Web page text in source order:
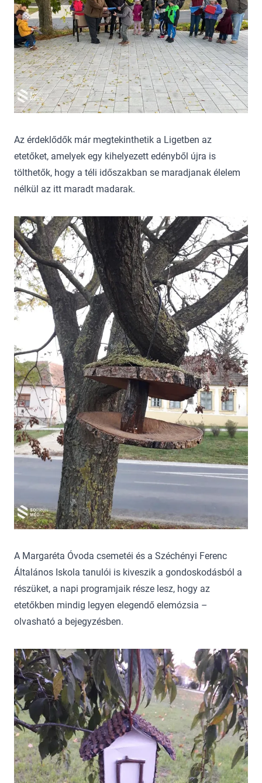
Az érdeklődők már megtekinthetik a Ligetben az
etetőket, amelyek egy kihelyezett edényből újra is
tölthetők, hogy a téli időszakban se maradjanak élelem
nélkül az itt maradt madarak.
A Margaréta Óvoda csemetéi és a Széchényi Ferenc
Általános Iskola tanulói is kiveszik a gondoskodásból a
részüket, a napi programjaik része lesz, hogy az
etetőkben mindig legyen elegendő elemózsia –
olvasható a bejegyzésben.